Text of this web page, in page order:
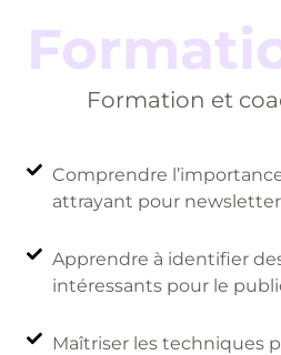
Formation et
Comprendre
attrayant pour
Apprendre à identifier
intéressants pour le
Maîtriser les techniques